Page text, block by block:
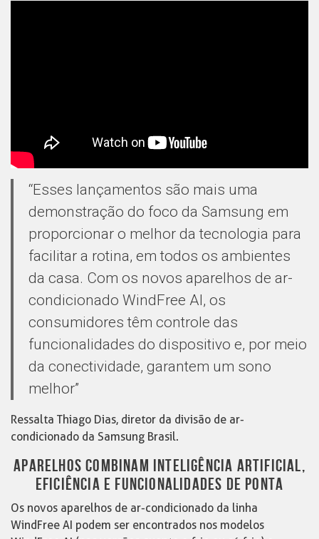
“Esses lançamentos são mais uma
demonstração do foco da Samsung em
proporcionar o melhor da tecnologia para
facilitar a rotina, em todos os ambientes
da casa. Com os novos aparelhos de ar-
condicionado WindFree AI, os
consumidores têm controle das
funcionalidades do dispositivo e, por meio
da conectividade, garantem um sono
melhor”
Ressalta Thiago Dias, diretor da divisão de ar-
condicionado da Samsung Brasil.
APARELHOS COMBINAM INTELIGÊNCIA ARTIFICIAL,
EFICIÊNCIA E FUNCIONALIDADES DE PONTA
Os novos aparelhos de ar-condicionado da linha
WindFree AI podem ser encontrados nos modelos